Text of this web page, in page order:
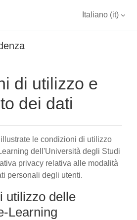
Italiano ‎(it)‎
di utilizzo e
dei dati
le condizioni di utilizzo
dell'Università degli Studi
privacy relativa alle modalità
personali degli utenti.
utilizzo delle
Learning